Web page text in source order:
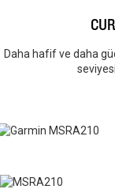
Daha hafif ve daha